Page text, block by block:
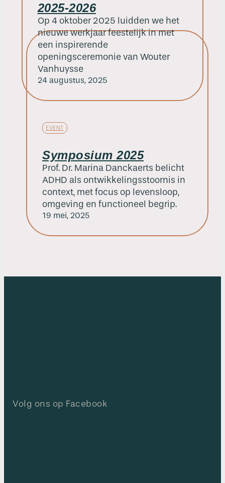
2025-2026
Op 4 oktober 2025 luidden we het
nieuwe werkjaar feestelijk in met
een inspirerende
openingsceremonie van Wouter
Vanhuysse
24 augustus, 2025
EVENT
Symposium 2025
Prof. Dr. Marina Danckaerts belicht
ADHD als ontwikkelingsstoornis in
context, met focus op levensloop,
omgeving en functioneel begrip.
19 mei, 2025
Volg ons op Facebook